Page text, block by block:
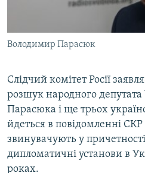
ВІДЕОУРОКИ «ELIFBE»
УКРАЇНСЬКА ПРОБЛЕМА КРИМУ
Qırımtatar
Усі сайти RFE/RL
Володимир Парасюк
Слідчий комітет Росії
розшук народного
Парасюка і ще трьох
йдеться в повідомленні СКР
звинувачують у
дипломатичні установи в
роках.